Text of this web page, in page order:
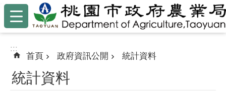
跳到主要內容區塊
:::
:::
首頁 政府資訊公開 統計資料
統計資料